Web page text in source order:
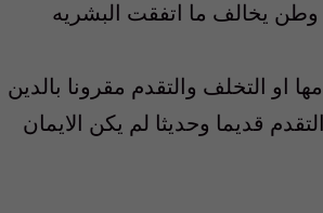
وطن يخالف ما اتفقت البشريه
التخلف والتقدم مقرونا بالدين
قديما وحديثا لم يكن الايمان